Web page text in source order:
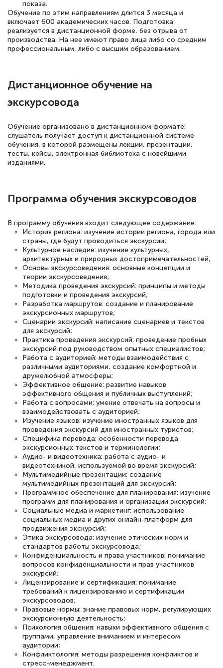
Спасибо большое Академии! Грамотное,
вежливое сопровождение! Всё чётко и
понятно! Проходила повышение
Елена Петрикс
11 марта 2026
Всем добрый день! Я прошла курс
по тяжелой атлетике»! Хочется
оперативно связались со мной
специалисты, ответили на все
интересующие вопросы и в течении
двух…
Светлана К
Знаток города 7 уровня
10 марта 2026
Оставила заявку на обучение онлайн, мне
быстро ответили, разъяснили все детали.
Обучение понравилось: огромное
количество тематической литературы,
пособий и учебников доступно на время
прохождения курса, удобная система
аттестации, проблем не возникло ни на
каком этапе…
показа.
Обучение по этим направлениям длится 3 месяца и
включает 600 академических часов. Подготовка
реализуется в дистанционной форме, без отрыва от
производства. На нее имеют право лица либо со средним
профессиональным, либо с высшим образованием.
Дистанционное обучение на
экскурсовода
Обучение организовано в дистанционном формате:
слушатель получает доступ к дистанционной системе
обучения, в которой размещены лекции, презентации,
тесты, кейсы, электронная библиотека с новейшими
изданиями.
Программа обучения экскурсоводов
В программу обучения входит следующее содержание:
История региона: изучение истории региона, города или
страны, где будут проводиться экскурсии;
Культурное наследие: изучение культурных,
архитектурных и природных достопримечательностей;
Основы экскурсоведения: основные концепции и
теории экскурсоведения;
Методика проведения экскурсий: принципы и методы
подготовки и проведения экскурсий;
Разработка маршрутов: создание и планирование
экскурсионных маршрутов;
Сценарии экскурсий: написание сценариев и текстов
для экскурсий;
Практика проведения экскурсий: проведение пробных
экскурсий под руководством опытных специалистов;
Работа с аудиторией: методы взаимодействия с
различными аудиториями, создание комфортной и
дружелюбной атмосферы;
Эффективное общение: развитие навыков
эффективного общения и публичных выступлений;
Работа с вопросами: умение отвечать на вопросы и
взаимодействовать с аудиторией;
Изучение языков: изучение иностранных языков для
проведения экскурсий для иностранных туристов;
Специфика перевода: особенности перевода
экскурсионных текстов и терминологии;
Аудио- и видеотехника: работа с аудио- и
видеотехникой, используемой во время экскурсий;
Мультимедийные презентации: создание
мультимедийных презентаций для экскурсий;
Программное обеспечение для планирования: изучение
программ для планирования и организации экскурсий;
Социальные медиа и маркетинг: использование
социальных медиа и других онлайн-платформ для
продвижения экскурсий;
Этика экскурсовода: изучение этических норм и
стандартов работы экскурсовода;
Конфиденциальность и права участников: понимание
вопросов конфиденциальности и прав участников
экскурсий;
Лицензирование и сертификация: понимание
требований к лицензированию и сертификации
экскурсоводов;
Правовые нормы: знание правовых норм, регулирующих
экскурсионную деятельность;
Психология общения: навыки эффективного общения с
группами, управление вниманием и интересом
аудитории;
Конфликтология: методы разрешения конфликтов и
стресс-менеджмент.